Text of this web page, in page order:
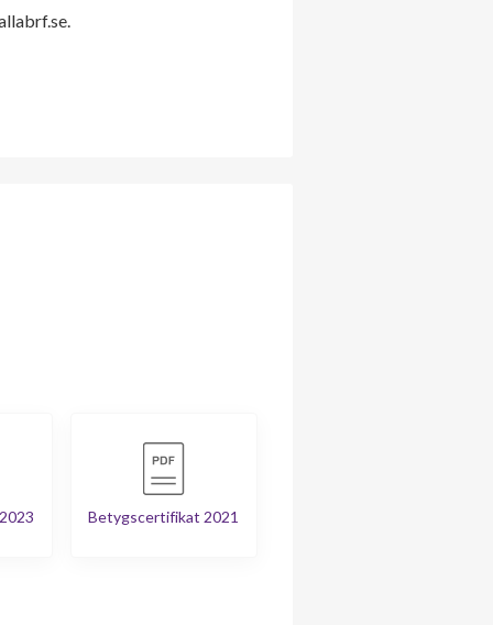
Betygscertifikat 2021